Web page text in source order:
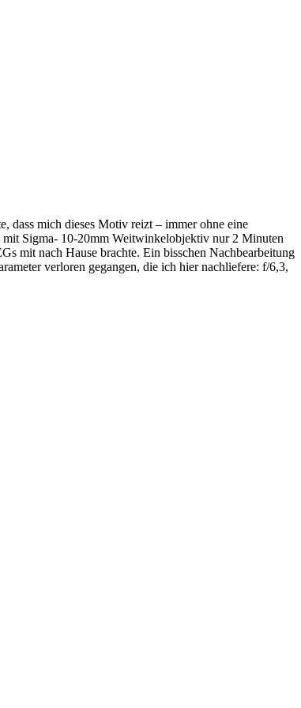
dass mich dieses Motiv reizt – immer ohne eine
Sigma- 10-20mm Weitwinkelobjektiv nur 2 Minuten
mit nach Hause brachte. Ein bisschen Nachbearbeitung
verloren gegangen, die ich hier nachliefere: f/6,3,